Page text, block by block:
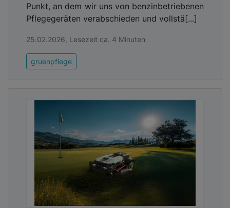
Punkt, an dem wir uns von benzinbetriebenen
Pflegegeräten verabschieden und vollstä[...]
25.02.2026, Lesezeit ca. 4 Minuten
gruenpflege